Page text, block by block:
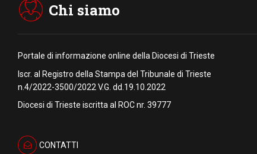
Chi siamo
Portale di informazione online della Diocesi di Trieste
Iscr. al Registro della Stampa del Tribunale di Trieste
n.4/2022-3500/2022 V.G. dd.19.10.2022
Diocesi di Trieste iscritta al ROC nr. 39777
CONTATTI